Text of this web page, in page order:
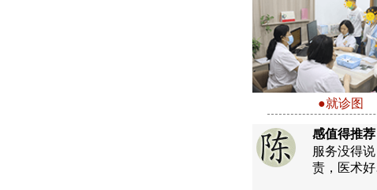
●就诊图
感值得推荐
服务没得
责，医术